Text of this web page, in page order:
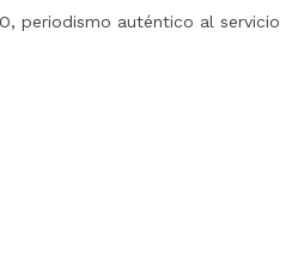
periodismo auténtico al servicio